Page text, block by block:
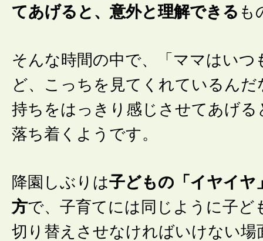
てあげると、意外と理解できる も
そんな時間の中で、「ママはいつ
ど、こっちを見てくれているんだ
持ちをはっきり感じさせてあげる
落ち着くようです。
降園しぶりは子どもの「イヤイヤ
方で、子育てには同じように子ど
切り替えさせなければいけない場